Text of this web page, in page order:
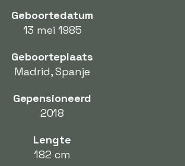
Geboortedatum
13 mei 1985
Geboorteplaats
Madrid, Spanje
Gepensioneerd
2018
Lengte
182 cm